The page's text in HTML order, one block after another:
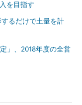
を目指す
るだけで土量を計
」、2018年度の全営